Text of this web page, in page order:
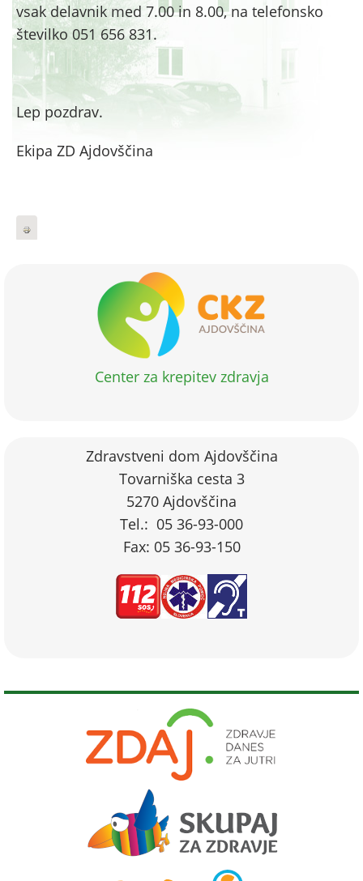
vsak delavnik med 7.00 in 8.00, na telefonsko
številko 051 656 831.
Lep pozdrav.
Ekipa ZD Ajdovščina
Center za krepitev zdravja
Zdravstveni dom Ajdovščina
Tovarniška cesta 3
5270 Ajdovščina
Tel.: 05 36-93-000
Fax: 05 36-93-150